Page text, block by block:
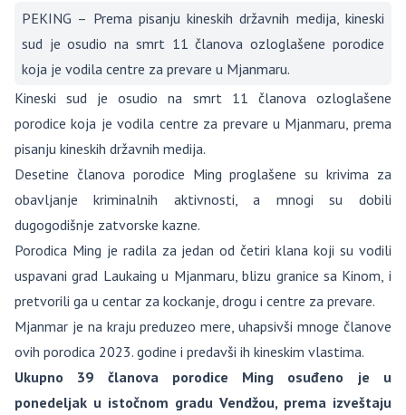
PEKING – Prema pisanju kineskih državnih medija, kineski
sud je osudio na smrt 11 članova ozloglašene porodice
koja je vodila centre za prevare u Mjanmaru.
Kineski sud je osudio na smrt 11 članova ozloglašene
porodice koja je vodila centre za prevare u Mjanmaru, prema
pisanju kineskih državnih medija.
Desetine članova porodice Ming proglašene su krivima za
obavljanje kriminalnih aktivnosti, a mnogi su dobili
dugogodišnje zatvorske kazne.
Porodica Ming je radila za jedan od četiri klana koji su vodili
uspavani grad Laukaing u Mjanmaru, blizu granice sa Kinom, i
pretvorili ga u centar za kockanje, drogu i centre za prevare.
Mjanmar je na kraju preduzeo mere, uhapsivši mnoge članove
ovih porodica 2023. godine i predavši ih kineskim vlastima.
Ukupno 39 članova porodice Ming osuđeno je u
ponedeljak u istočnom gradu Vendžou, prema izveštaju